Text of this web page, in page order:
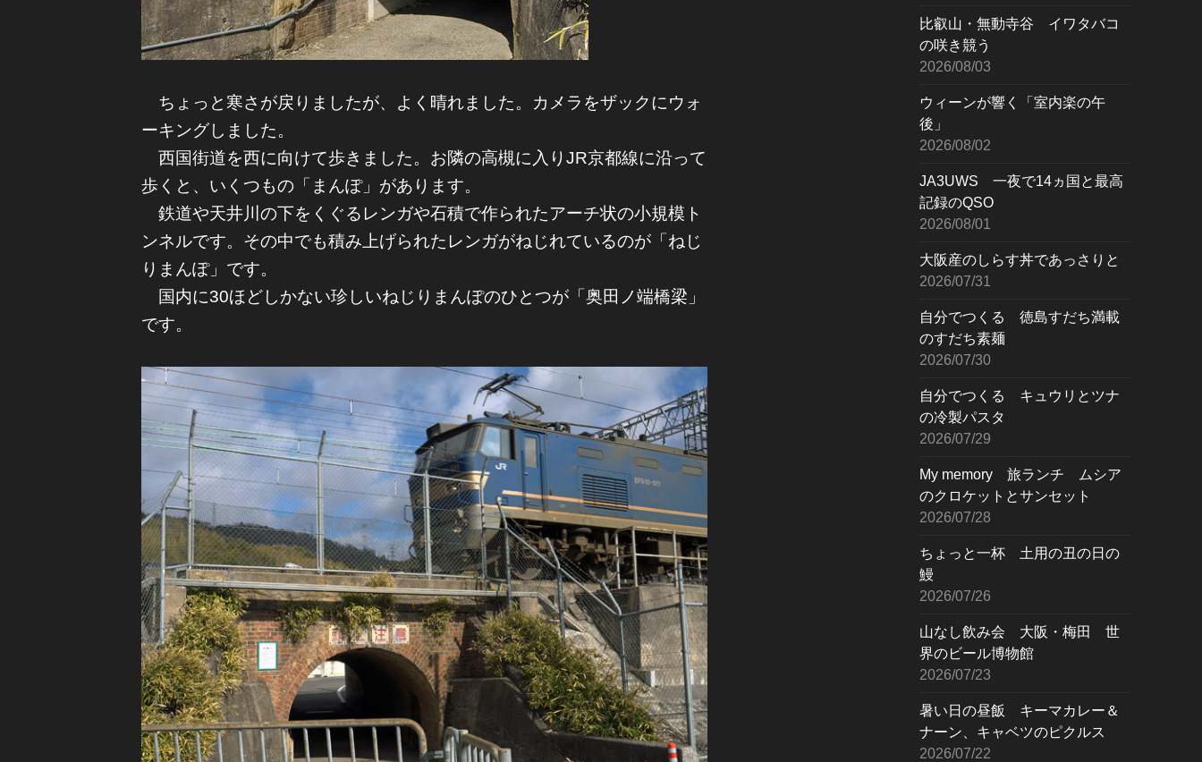
比叡山・無動寺谷 イワタバコ
の咲き競う
2026/08/03
ウィーンが響く「室内楽の午
後」
2026/08/02
JA3UWS 一夜で14ヵ国と最高
記録のQSO
2026/08/01
大阪産のしらす丼であっさりと
2026/07/31
自分でつくる 徳島すだち満載
のすだち素麺
2026/07/30
自分でつくる キュウリとツナ
の冷製パスタ
2026/07/29
My memory 旅ランチ ムシア
のクロケットとサンセット
2026/07/28
ちょっと一杯 土用の丑の日の
鰻
2026/07/26
山なし飲み会 大阪・梅田 世
界のビール博物館
2026/07/23
暑い日の昼飯 キーマカレー＆
ナーン、キャベツのピクルス
2026/07/22
ちょっと寒さが戻りましたが、よく晴れました。カメラをザックにウォ
ーキングしました。
西国街道を西に向けて歩きました。お隣の高槻に入りJR京都線に沿って
歩くと、いくつもの「まんぽ」があります。
鉄道や天井川の下をくぐるレンガや石積で作られたアーチ状の小規模ト
ンネルです。その中でも積み上げられたレンガがねじれているのが「ねじ
りまんぽ」です。
国内に30ほどしかない珍しいねじりまんぽのひとつが「奥田ノ端橋梁」
です。